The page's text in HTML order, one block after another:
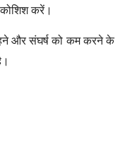
करें।
और संघर्ष को कम करने के